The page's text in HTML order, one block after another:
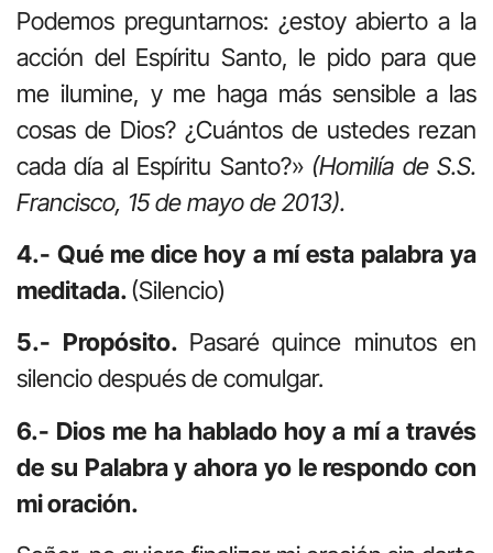
Podemos preguntarnos: ¿estoy abierto a la
acción del Espíritu Santo, le pido para que
me ilumine, y me haga más sensible a las
cosas de Dios? ¿Cuántos de ustedes rezan
cada día al Espíritu Santo?» (Homilía de S.S.
Francisco, 15 de mayo de 2013).
4.- Qué me dice hoy a mí esta palabra ya
meditada.(Silencio)
5.- Propósito. Pasaré quince minutos en
silencio después de comulgar.
6.- Dios me ha hablado hoy a mí a través
de su Palabra y ahora yo le respondo con
mi oración.